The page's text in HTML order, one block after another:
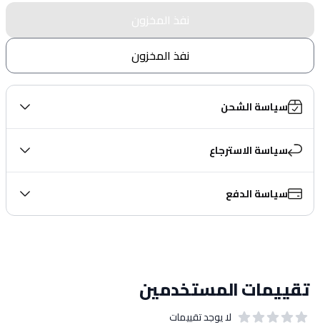
نفذ المخزون
نفذ المخزون
سياسة الشحن
سياسة الاسترجاع
سياسة الدفع
تقييمات المستخدمين
لا يوجد تقييمات